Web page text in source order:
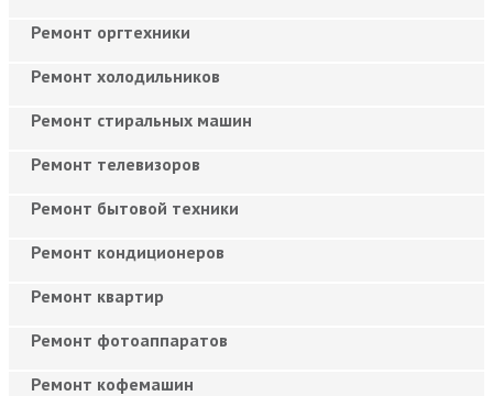
Ремонт оргтехники
Ремонт холодильников
Ремонт стиральных машин
Ремонт телевизоров
Ремонт бытовой техники
Ремонт кондиционеров
Ремонт квартир
Ремонт фотоаппаратов
Ремонт кофемашин